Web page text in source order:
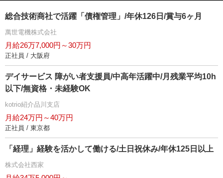
総合技術商社で活躍「債権管理」/年休126日/賞与6ヶ月
萬世電機株式会社
月給26万7,000円～30万円
正社員 / 大阪府
デイサービス 障がい者支援員/中高年活躍中/月残業平均10h
以下/無資格・未経験OK
kotrio紹介品川支店
月給24万円～40万円
正社員 / 東京都
「経理」経験を活かして働ける/土日祝休み/年休125日以上
株式会社西家